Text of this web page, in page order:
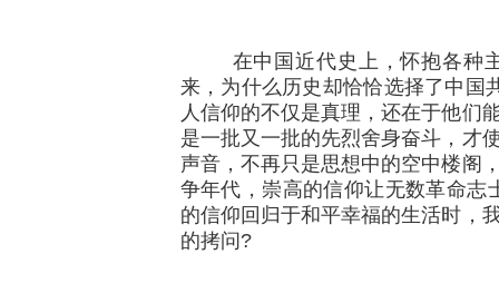
在中国近代史上，怀抱各种主
来，为什么历史却恰恰选择了中国
人信仰的不仅是真理，还在于他们
是一批又一批的先烈舍身奋斗，才
声音，不再只是思想中的空中楼阁
争年代，崇高的信仰让无数革命志
的信仰回归于和平幸福的生活时，
的拷问?